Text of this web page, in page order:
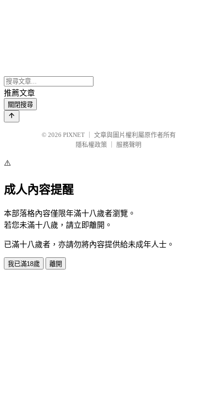
推薦文章
關閉搜尋
© 2026 PIXNET
文章與圖片權利屬原作者所有
隱私權政策
服務聲明
⚠️
成人內容提醒
本部落格內容僅限年滿十八歲者瀏覽。
若您未滿十八歲，請立即離開。
已滿十八歲者，亦請勿將內容提供給未成年人士。
我已滿18歲 離開